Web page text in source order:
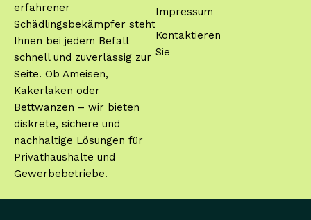
erfahrener
Schädlingsbekämpfer steht
Ihnen bei jedem Befall
schnell und zuverlässig zur
Seite. Ob Ameisen,
Kakerlaken oder
Bettwanzen – wir bieten
diskrete, sichere und
nachhaltige Lösungen für
Privathaushalte und
Gewerbebetriebe.
Impressum
Kontaktieren
Sie